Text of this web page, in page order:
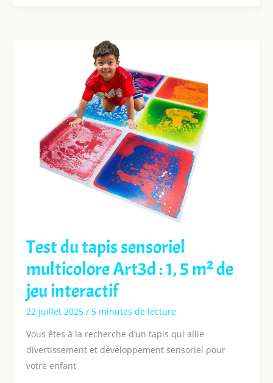
Test du tapis sensoriel
multicolore Art3d : 1, 5 m² de
jeu interactif
22 juillet 2025 / 5 minutes de lecture
Vous êtes à la recherche d’un tapis qui allie
divertissement et développement sensoriel pour
votre enfant